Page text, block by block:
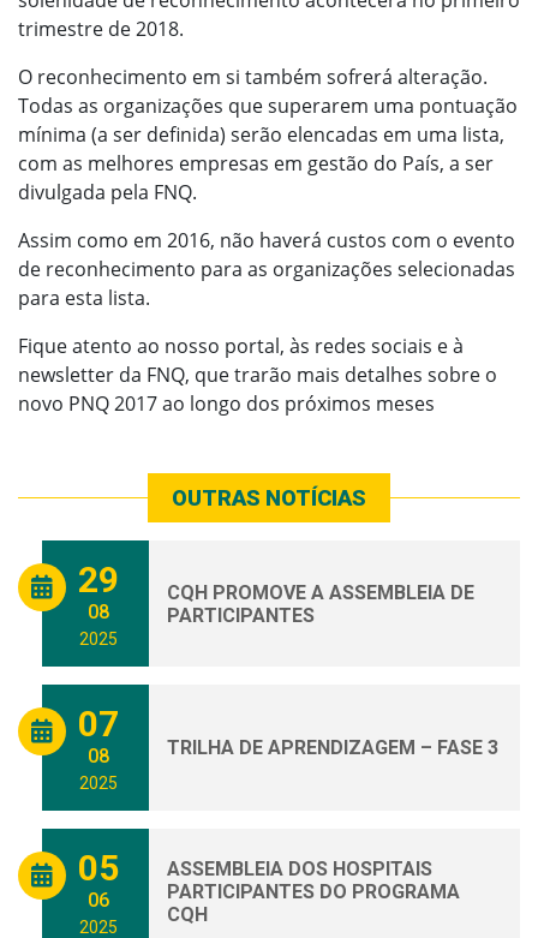
trimestre de 2018.
O reconhecimento em si também sofrerá alteração.
Todas as organizações que superarem uma pontuação
mínima (a ser definida) serão elencadas em uma lista,
com as melhores empresas em gestão do País, a ser
divulgada pela FNQ.
Assim como em 2016, não haverá custos com o evento
de reconhecimento para as organizações selecionadas
para esta lista.
Fique atento ao nosso portal, às redes sociais e à
newsletter da FNQ, que trarão mais detalhes sobre o
novo PNQ 2017 ao longo dos próximos meses
OUTRAS NOTÍCIAS
29
08
2025
CQH PROMOVE A ASSEMBLEIA DE
PARTICIPANTES
07
08
2025
TRILHA DE APRENDIZAGEM – FASE 3
05
06
2025
ASSEMBLEIA DOS HOSPITAIS
PARTICIPANTES DO PROGRAMA
CQH